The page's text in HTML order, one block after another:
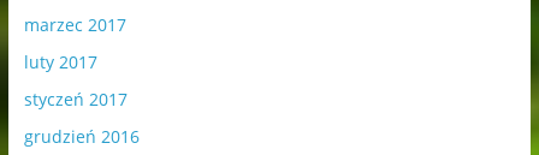
marzec 2017
luty 2017
styczeń 2017
grudzień 2016